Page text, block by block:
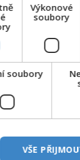
duchové
jevy
Výkonové
soubory
soubory
VŠE